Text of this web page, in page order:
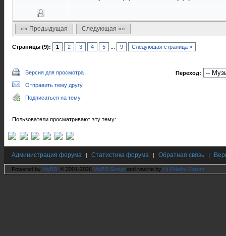
«« Предыдущая Следующая »»
Страницы (9): 1 2 3 4 5 9 Следующая страница »
Версия для просмотра
Отправить тему другу
Подписаться на тему
Переход:
Пользователи просматривают эту тему:
Администрация форума | Статистика форума | Обратная связь |
Powered by MyBB , © 2001-2026 MyBB Group and rewrite by Hi Fidelity Forum